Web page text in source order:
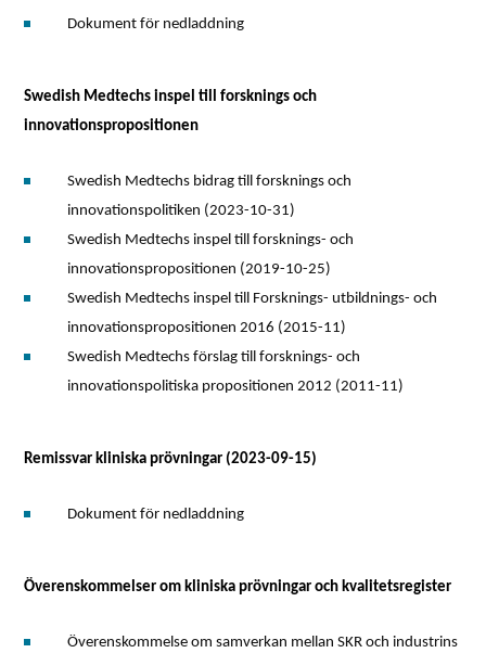
Dokument för nedladdning
Swedish Medtechs inspel till forsknings och
innovationspropositionen
Swedish Medtechs bidrag till forsknings och
innovationspolitiken (2023-10-31)
Swedish Medtechs inspel till forsknings- och
innovationspropositionen (2019-10-25)
Swedish Medtechs inspel till Forsknings- utbildnings- och
innovationspropositionen 2016 (2015-11)
Swedish Medtechs förslag till forsknings- och
innovationspolitiska propositionen 2012 (2011-11)
Remissvar kliniska prövningar (2023-09-15)
Dokument för nedladdning
Överenskommelser om kliniska prövningar och kvalitetsregister
Överenskommelse om samverkan mellan SKR och industrins